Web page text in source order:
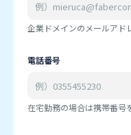
企業ドメインのメールアド
電話番号
在宅勤務の場合は携帯番号